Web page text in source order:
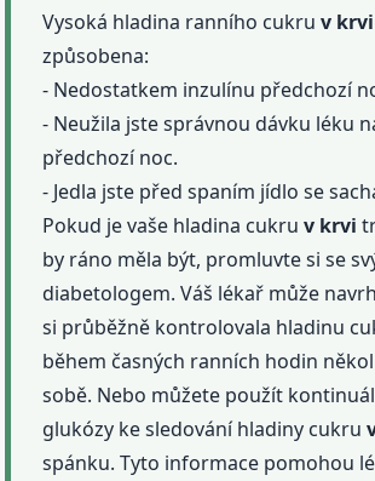
Vysoká hladina ranního cukruv krvi
způsobena:
- Nedostatkem inzulínu předchozí
- Neužila jste správnou dávku léku
předchozí noc.
- Jedla jste před spaním jídlo se
Pokud je vaše hladina cukruv krvi
by ráno měla být, promluvte si se
diabetologem. Váš lékař může
si průběžně kontrolovala hladinu
během časných ranních hodin
sobě. Nebo můžete použít
glukózy ke sledování hladiny cukru
spánku. Tyto informace pomohou